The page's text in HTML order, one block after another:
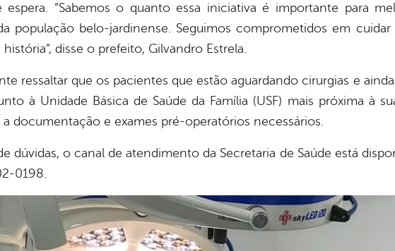
espera. “Sabemos o quanto essa iniciativa é importante para
população belo-jardinense. Seguimos comprometidos em
disse o prefeito, Gilvandro Estrela.
ressaltar que os pacientes que estão aguardando cirurgias e
à Unidade Básica de Saúde da Família (USF) mais próxima à
a documentação e exames pré-operatórios necessários.
dúvidas, o canal de atendimento da Secretaria de Saúde está
0198.